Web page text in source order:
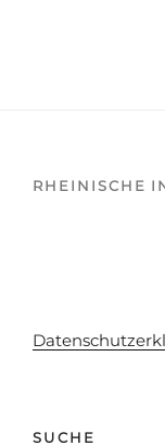
RHEINISCHE
SUCHE